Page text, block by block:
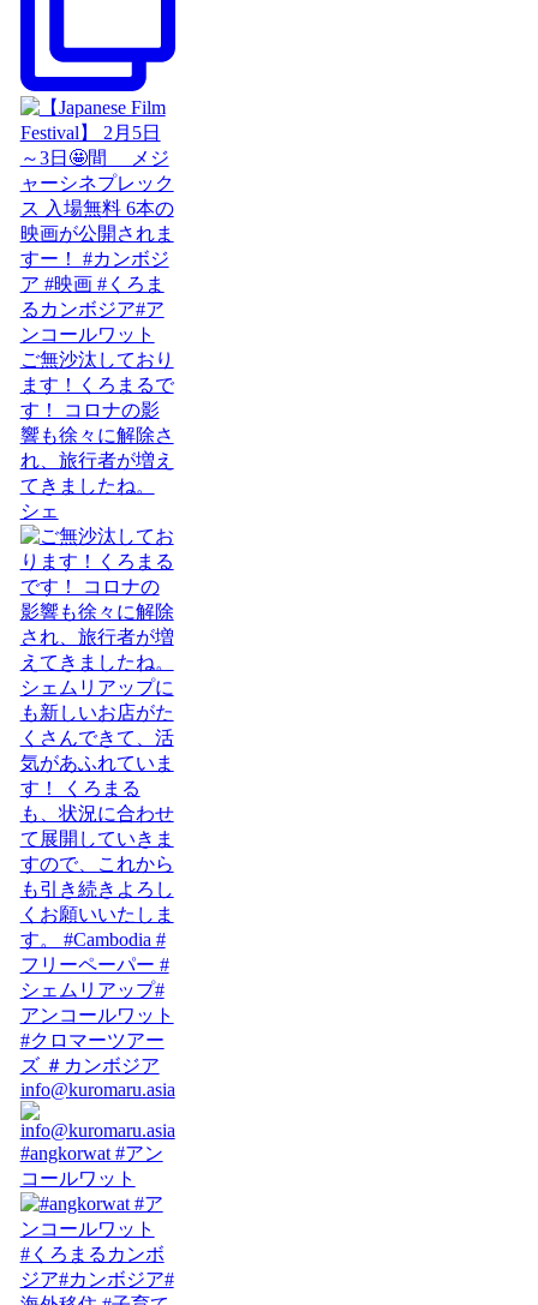
ご無沙汰しており
ます！くろまるで
す！ コロナの影
響も徐々に解除さ
れ、旅行者が増え
てきましたね。
シェ
info@kuromaru.asia
#angkorwat #アン
コールワット
#くろまるカンボ
ジア#カンボジア#